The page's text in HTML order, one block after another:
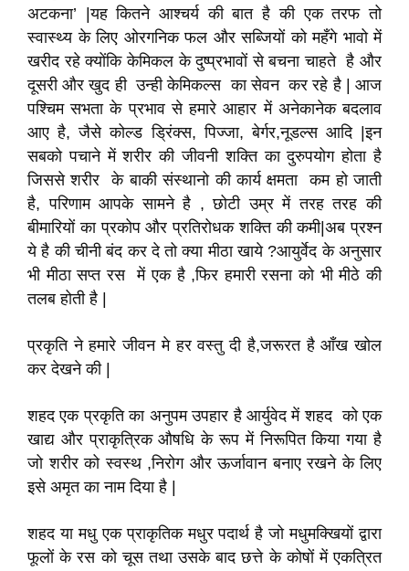
अटकना’ |यह कितने आश्चर्य की बात है की एक तरफ तो
स्वास्थ्य के लिए ओरगनिक फल और सब्जियों को महँगे भावो में
खरीद रहे क्योंकि केमिकल के दुष्प्रभावों से बचना चाहते है और
दूसरी और खुद ही उन्ही केमिकल्स का सेवन कर रहे है | आज
पश्चिम सभता के प्रभाव से हमारे आहार में अनेकानेक बदलाव
आए है, जैसे कोल्ड ड्रिंक्स, पिज्जा, बेर्गर,नूडल्स आदि |इन
सबको पचाने में शरीर की जीवनी शक्ति का दुरुपयोग होता है
जिससे शरीर के बाकी संस्थानो की कार्य क्षमता कम हो जाती
है, परिणाम आपके सामने है , छोटी उम्र में तरह तरह की
बीमारियों का प्रकोप और प्रतिरोधक शक्ति की कमी|अब प्रश्न
ये है की चीनी बंद कर दे तो क्या मीठा खाये ?आयुर्वेद के अनुसार
भी मीठा सप्त रस में एक है ,फिर हमारी रसना को भी मीठे की
तलब होती है |
प्रकृति ने हमारे जीवन मे हर वस्तु दी है,जरूरत है आँख खोल
कर देखने की |
शहद एक प्रकृति का अनुपम उपहार है आर्युवेद में शहद को एक
खाद्य और प्राकृत्रिक औषधि के रूप में निरूपित किया गया है
जो शरीर को स्वस्थ ,निरोग और ऊर्जावान बनाए रखने के लिए
इसे अमृत का नाम दिया है |
शहद या मधु एक प्राकृतिक मधुर पदार्थ है जो मधुमक्खियों द्वारा
फूलों के रस को चूस तथा उसके बाद छत्ते के कोषों में एकत्रित